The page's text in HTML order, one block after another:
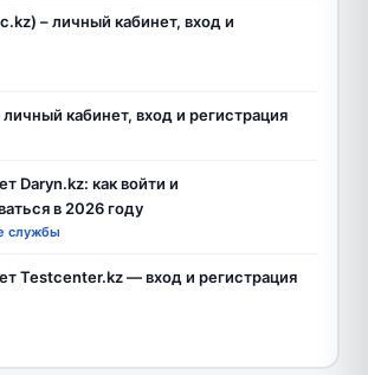
– личный кабинет, вход и
кабинет, вход и регистрация
Daryn.kz: как войти и
в 2026 году
службы
Testcenter.kz — вход и регистрация